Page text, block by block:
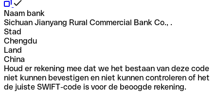
Naam bank
Sichuan Jianyang Rural Commercial Bank Co., .
Stad
Chengdu
Land
China
Houd er rekening mee dat we het bestaan van deze code
niet kunnen bevestigen en niet kunnen controleren of het
de juiste SWIFT-code is voor de beoogde rekening.